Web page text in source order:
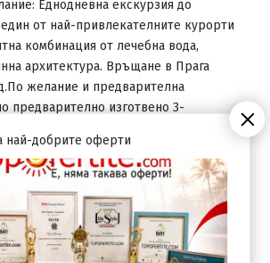
Еднодневна екскурзия до
от най-привлекателните курорти
комбинация от лечебна вода,
архитектура. Връщане в Прага
желание и предварителна
предварително изготвено 3-
за Словакия. Пешеходна разходка
център на Братислава: дворецът на
старото кметство, академия
катедралата „Св. Мартин” – свидетел
най-добрите оферти